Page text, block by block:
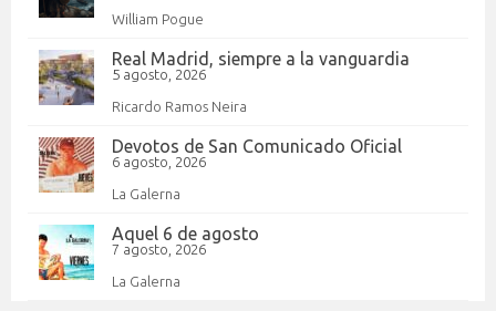
William Pogue
Real Madrid, siempre a la vanguardia
5 agosto, 2026
Ricardo Ramos Neira
Devotos de San Comunicado Oficial
6 agosto, 2026
La Galerna
Aquel 6 de agosto
7 agosto, 2026
La Galerna